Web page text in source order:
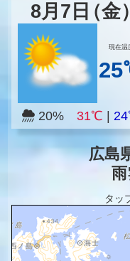
8月 7 日（金）
現在温
20% 31℃
広島
タッ